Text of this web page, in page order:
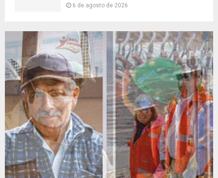
6 de agosto de 2026